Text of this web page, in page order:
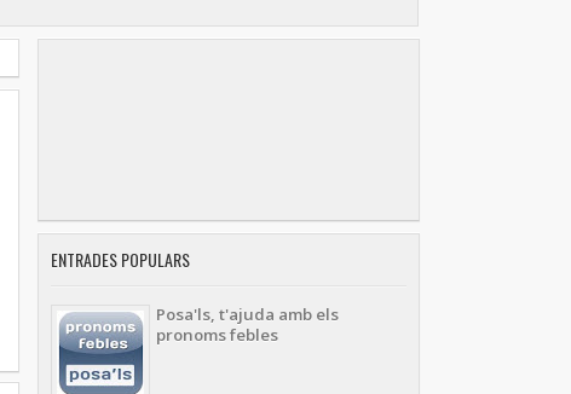
ENTRADES POPULARS
Posa'ls, t'ajuda amb els
pronoms febles